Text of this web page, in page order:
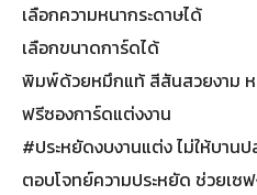
เลือกความหนากระดาษได้
เลือกขนาดการ์ดได้
พิมพ์ด้วยหมึกแท้ สีสันสวยงาม
ฟรีซองการ์ดแต่งงาน
#ประหยัดงบงานแต่ง ไม่ให้บาน
ตอบโจทย์ความประหยัด ช่วยเซ